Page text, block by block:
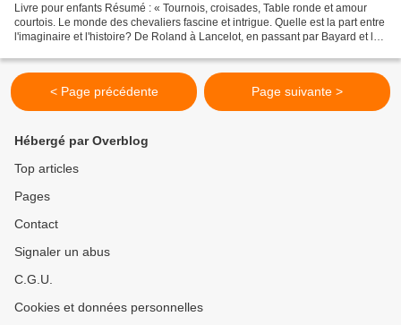
Livre pour enfants Résumé : « Tournois, croisades, Table ronde et amour
courtois. Le monde des chevaliers fascine et intrigue. Quelle est la part entre
l'imaginaire et l'histoire? De Roland à Lancelot, en passant par Bayard et le
< Page précédente Page suivante >
Hébergé par Overblog
Top articles
Pages
Contact
Signaler un abus
C.G.U.
Cookies et données personnelles